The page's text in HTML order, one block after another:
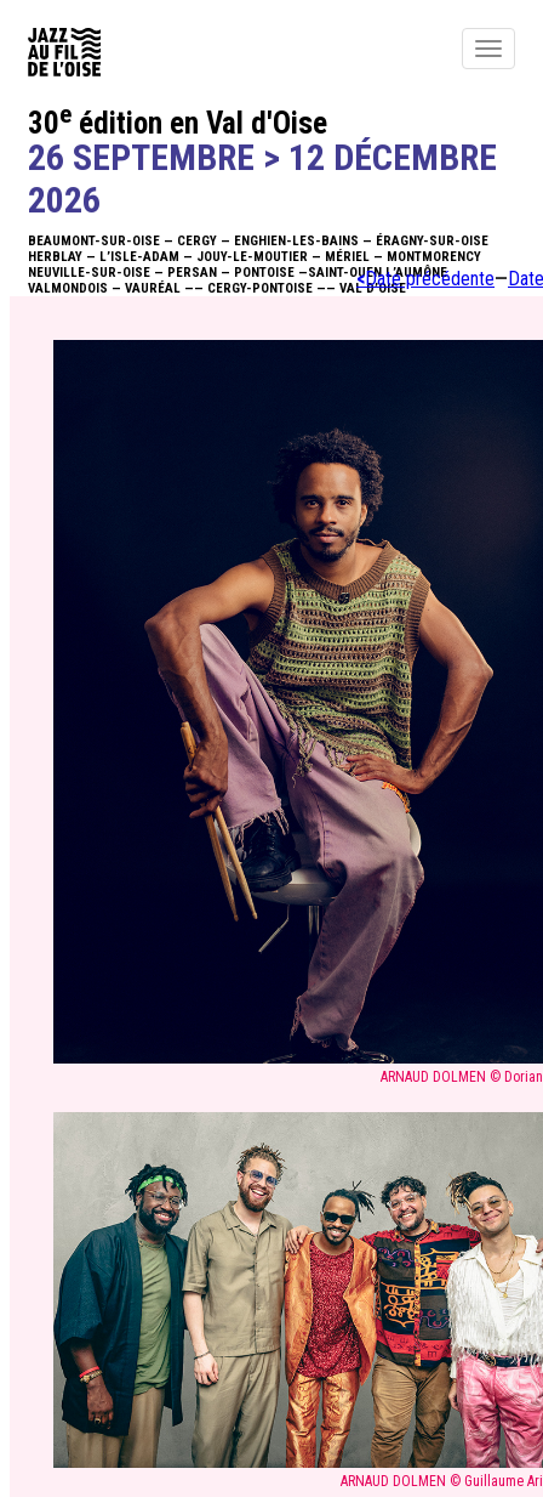
Toggle
ACTUALITÉS
ÉDITO
PROGRAMME
30e édition en Val d'Oise
26 SEPTEMBRE > 12 DÉCEMBRE
2026
BEAUMONT-SUR-OISE — CERGY — ENGHIEN-LES-BAINS — ÉRAGNY-SUR-OISE
HERBLAY — L’ISLE-ADAM — JOUY-LE-MOUTIER — MÉRIEL — MONTMORENCY
NEUVILLE-SUR-OISE — PERSAN — PONTOISE —SAINT-OUEN L’AUMÔNE
VALMONDOIS — VAURÉAL —— CERGY-PONTOISE —— VAL D’OISE
<Date précédente—
ARNAUD DOLMEN ©
ARNAUD DOLMEN © Guillaume